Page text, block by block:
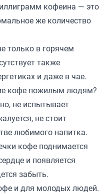
кофеина — это
же количество
только в горячем
также
и даже в чае.
кофе пожилым людям?
не испытывает
не стоит
любимого напитка.
кофе поднимается
и появляется
забыть.
и для молодых людей.